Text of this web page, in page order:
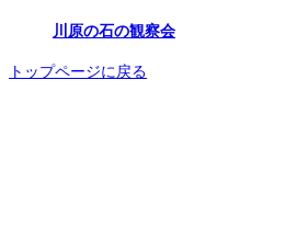
川原の石の観察会
トップページに戻る